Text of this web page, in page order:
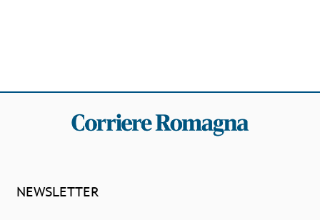
NEWSLETTER